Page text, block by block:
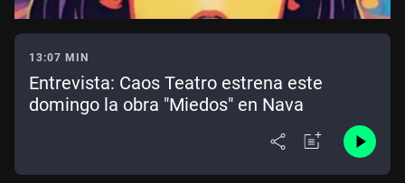
13:07 MIN
Entrevista: Caos Teatro estrena este
domingo la obra "Miedos" en Nava